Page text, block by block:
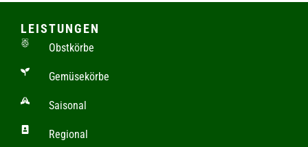
LEISTUNGEN
Obstkörbe
Gemüsekörbe
Saisonal
Regional